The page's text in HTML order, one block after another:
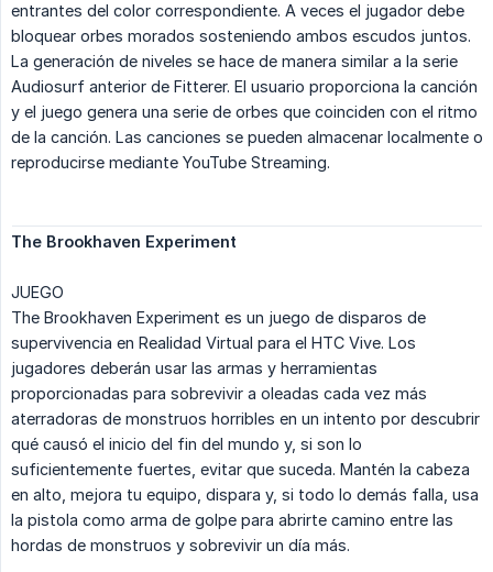
entrantes del color correspondiente. A veces el jugador debe
bloquear orbes morados sosteniendo ambos escudos juntos.
La generación de niveles se hace de manera similar a la serie
Audiosurf anterior de Fitterer. El usuario proporciona la canción
y el juego genera una serie de orbes que coinciden con el ritmo
de la canción. Las canciones se pueden almacenar localmente o
reproducirse mediante YouTube Streaming.
The Brookhaven Experiment
JUEGO
The Brookhaven Experiment es un juego de disparos de
supervivencia en Realidad Virtual para el HTC Vive. Los
jugadores deberán usar las armas y herramientas
proporcionadas para sobrevivir a oleadas cada vez más
aterradoras de monstruos horribles en un intento por descubrir
qué causó el inicio del fin del mundo y, si son lo
suficientemente fuertes, evitar que suceda. Mantén la cabeza
en alto, mejora tu equipo, dispara y, si todo lo demás falla, usa
la pistola como arma de golpe para abrirte camino entre las
hordas de monstruos y sobrevivir un día más.